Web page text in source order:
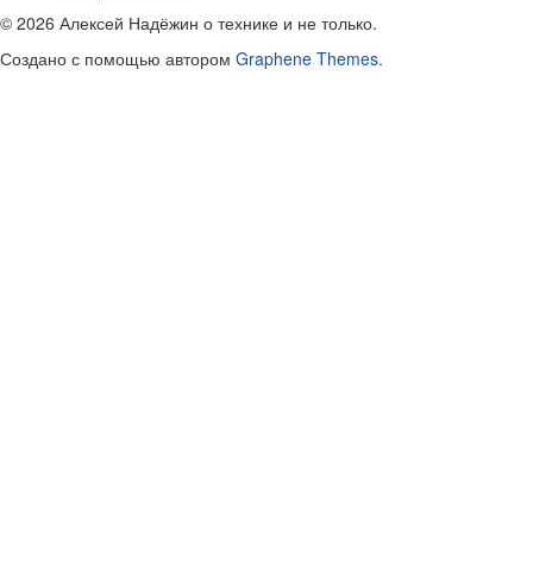
© 2026 Алексей Надёжин о технике и не только.
Создано с помощью автором Graphene Themes.